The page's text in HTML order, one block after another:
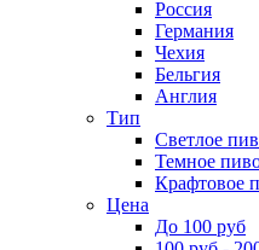
Россия
Германия
Чехия
Бельгия
Англия
Тип
Светлое
Темное
Крафтовое
Цена
До 100 руб